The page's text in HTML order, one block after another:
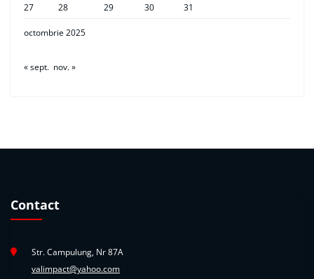
octombrie 2025
27
28 29 30 31
« sept. nov. »
Contact
Str. Campulung, Nr 87A
valimpact@yahoo.com